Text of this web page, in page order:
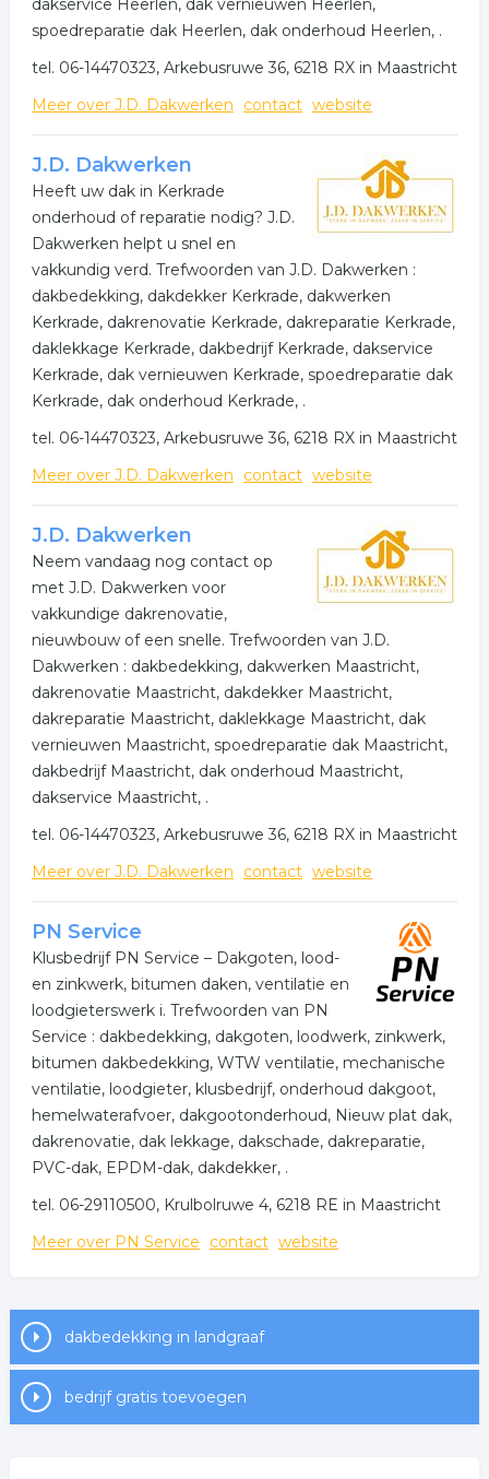
dakservice Heerlen, dak vernieuwen Heerlen,
spoedreparatie dak Heerlen, dak onderhoud Heerlen, .
tel. 06-14470323, Arkebusruwe 36, 6218 RX in Maastricht
Meer over J.D. Dakwerken
contact website
J.D. Dakwerken
Heeft uw dak in Kerkrade
onderhoud of reparatie nodig? J.D.
Dakwerken helpt u snel en
vakkundig verd. Trefwoorden van J.D. Dakwerken :
dakbedekking, dakdekker Kerkrade, dakwerken
Kerkrade, dakrenovatie Kerkrade, dakreparatie Kerkrade,
daklekkage Kerkrade, dakbedrijf Kerkrade, dakservice
Kerkrade, dak vernieuwen Kerkrade, spoedreparatie dak
Kerkrade, dak onderhoud Kerkrade, .
tel. 06-14470323, Arkebusruwe 36, 6218 RX in Maastricht
Meer over J.D. Dakwerken
contact website
J.D. Dakwerken
Neem vandaag nog contact op
met J.D. Dakwerken voor
vakkundige dakrenovatie,
nieuwbouw of een snelle. Trefwoorden van J.D.
Dakwerken : dakbedekking, dakwerken Maastricht,
dakrenovatie Maastricht, dakdekker Maastricht,
dakreparatie Maastricht, daklekkage Maastricht, dak
vernieuwen Maastricht, spoedreparatie dak Maastricht,
dakbedrijf Maastricht, dak onderhoud Maastricht,
dakservice Maastricht, .
tel. 06-14470323, Arkebusruwe 36, 6218 RX in Maastricht
Meer over J.D. Dakwerken
contact website
PN Service
Klusbedrijf PN Service – Dakgoten, lood-
en zinkwerk, bitumen daken, ventilatie en
loodgieterswerk i. Trefwoorden van PN
Service : dakbedekking, dakgoten, loodwerk, zinkwerk,
bitumen dakbedekking, WTW ventilatie, mechanische
ventilatie, loodgieter, klusbedrijf, onderhoud dakgoot,
hemelwaterafvoer, dakgootonderhoud, Nieuw plat dak,
dakrenovatie, dak lekkage, dakschade, dakreparatie,
PVC-dak, EPDM-dak, dakdekker, .
tel. 06-29110500, Krulbolruwe 4, 6218 RE in Maastricht
Meer over PN Service
contact website
dakbedekking in landgraaf
bedrijf gratis toevoegen